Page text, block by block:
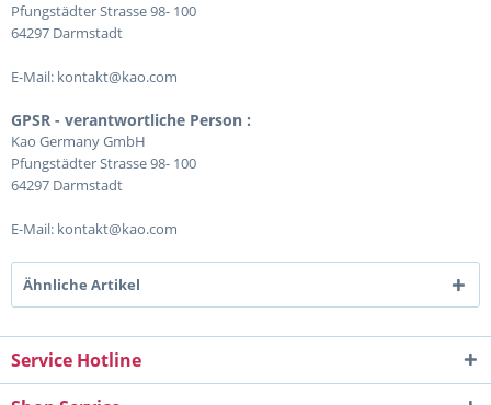
Pfungstädter Strasse 98- 100
64297 Darmstadt
E-Mail: kontakt@kao.com
GPSR - verantwortliche Person :
Kao Germany GmbH
Pfungstädter Strasse 98- 100
64297 Darmstadt
E-Mail: kontakt@kao.com
Ähnliche Artikel
Service Hotline